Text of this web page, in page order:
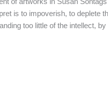
is to impoverish, to deplete
too little of the intellect,